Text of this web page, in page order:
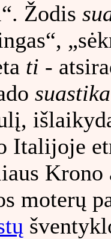
Žodis
ti -
suastika
Italijoje
Krono
moterų